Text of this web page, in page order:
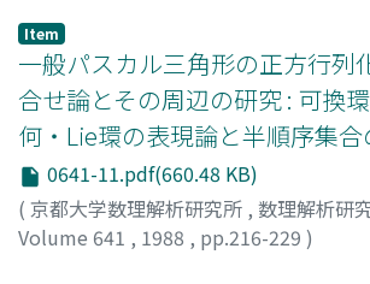
Item
一般パスカル三角形の正方行列
合せ論とその周辺の研究 : 可換
何・Lie環の表現論と半順序集
0641-11.pdf(660.48 KB)
( 京都大学数理解析研究所 , 数理解析研
Volume 641 , 1988 , pp.216-229 )